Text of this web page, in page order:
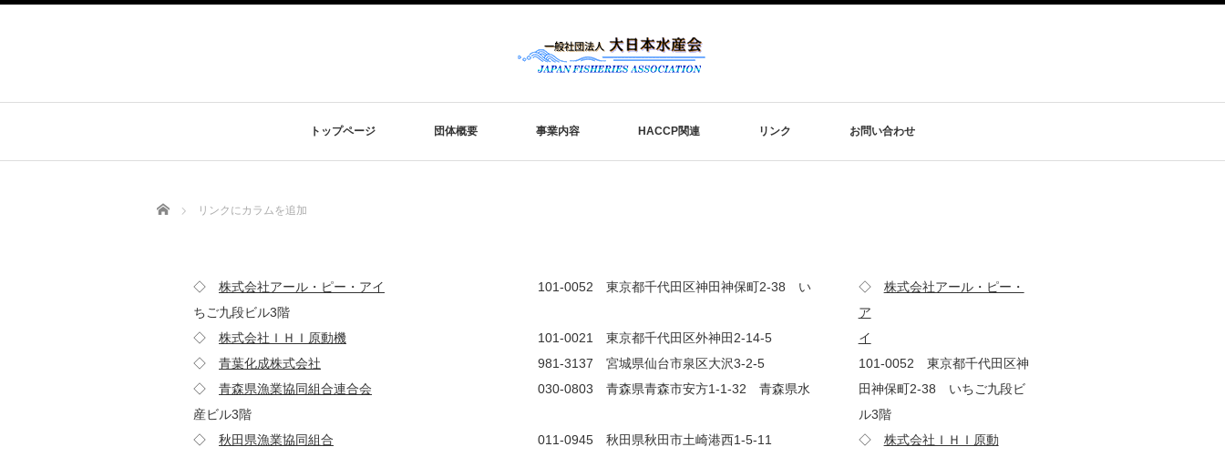
トップページ 団体概要 事業内容 HACCP関連 リンク お問い合わせ
Home リンクにカラムを追加
◇ 株式会社アール・ピー・アイ
101-0052 東京都千代田区神田神保町2-38 い
ちご九段ビル3階
◇ 株式会社ＩＨＩ原動機 101-0021 東京都千代田区外神田2-14-5
◇ 青葉化成株式会社 981-3137 宮城県仙台市泉区大沢3-2-5
◇ 青森県漁業協同組合連合会 030-0803 青森県青森市安方1-1-32 青森県水
産ビル3階
◇ 秋田県漁業協同組合 011-0945 秋田県秋田市土崎港西1-5-11
◇ 株式会社アール・ピー・
ア
イ
101-0052 東京都千代田区神
田神保町2-38 いちご九段ビ
ル3階
◇ 株式会社ＩＨＩ原動